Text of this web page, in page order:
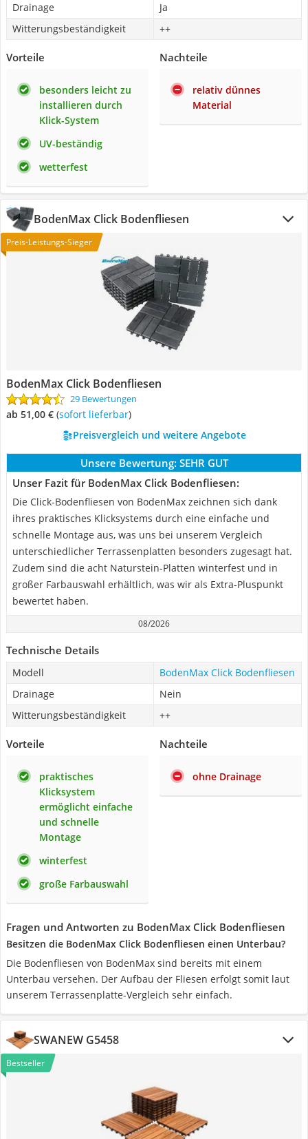
Drainage
Ja
Witterungsbeständigkeit
++
Vorteile
besonders leicht zu
installieren durch
Klick-System
UV-beständig
wetterfest
Nachteile
relativ dünnes
Material
BodenMax Click Bodenfliesen
Preis-Leistungs-Sieger
BodenMax Click Bodenfliesen
29 Bewertungen
ab 51,00 € ( Sofort lieferbar)
Preisvergleich und weitere Angebote
Unsere Bewertung: SEHR GUT
Unser Fazit für BodenMax Click Bodenfliesen:
Die Click-Bodenfliesen von BodenMax zeichnen sich dank
ihres praktisches Klicksystems durch eine einfache und
schnelle Montage aus, was uns bei unserem Vergleich
unterschiedlicher Terrassenplatten besonders zugesagt hat.
Zudem sind die acht Naturstein-Platten winterfest und in
großer Farbauswahl erhältlich, was wir als Extra-Pluspunkt
bewertet haben.
08/2026
Technische Details
Modell
BodenMax Click Bodenfliesen
Drainage
Nein
Witterungsbeständigkeit
++
Vorteile
praktisches
Klicksystem
ermöglicht einfache
und schnelle
Montage
winterfest
große Farbauswahl
Nachteile
ohne Drainage
Fragen und Antworten zu BodenMax Click Bodenfliesen
Besitzen die BodenMax Click Bodenfliesen einen Unterbau?
Die Bodenfliesen von BodenMax sind bereits mit einem
Unterbau versehen. Der Aufbau der Fliesen erfolgt somit laut
unserem Terrassenplatte-Vergleich sehr einfach.
SWANEW G5458
Bestseller